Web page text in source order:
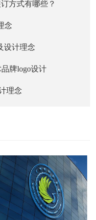
方式有哪些？
念
设计理念
牌logo设计
理念